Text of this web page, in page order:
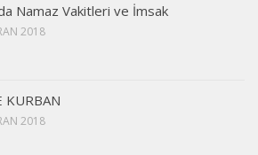
Namaz Vakitleri ve İmsak
2018
KURBAN
2018